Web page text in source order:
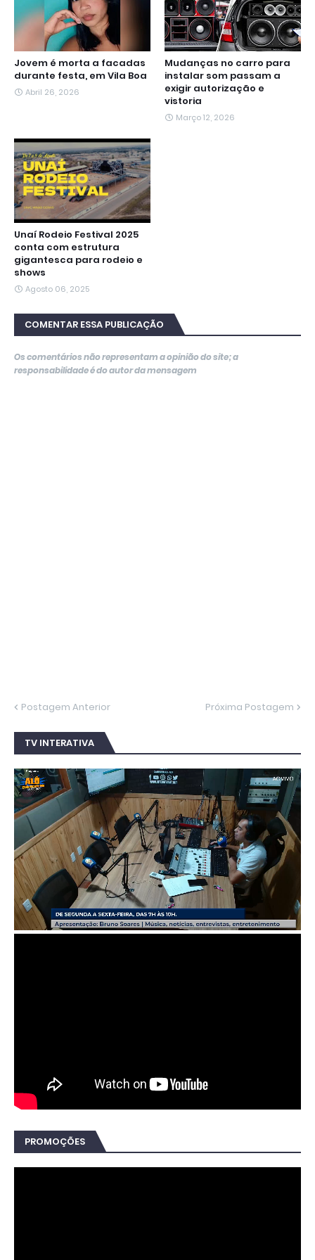
Jovem é morta a facadas
durante festa, em Vila Boa
Abril 26, 2026
Mudanças no carro para
instalar som passam a
exigir autorização e
vistoria
Março 12, 2026
Unaí Rodeio Festival 2025
conta com estrutura
gigantesca para rodeio e
shows
Agosto 06, 2025
COMENTAR ESSA PUBLICAÇÃO
Os comentários não representam a opinião do site; a
responsabilidade é do autor da mensagem
Postagem Anterior Próxima Postagem
TV INTERATIVA
PROMOÇÕES